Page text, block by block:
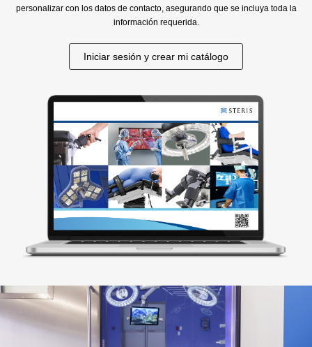
personalizar con los datos de contacto, asegurando que se incluya toda la
información requerida.
Iniciar sesión y crear mi catálogo